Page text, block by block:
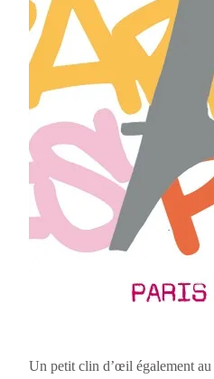
Un petit clin d’œil également au